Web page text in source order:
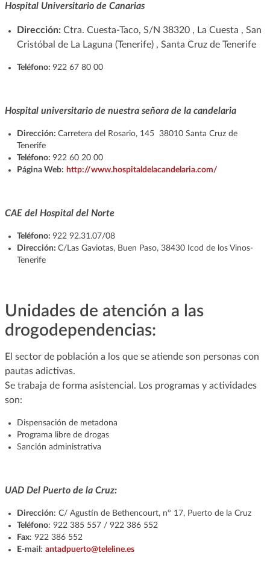
Hospital Universitario de Canarias
Dirección: Ctra. Cuesta-Taco, S/N 38320 , La Cuesta , San
Cristóbal de La Laguna (Tenerife) , Santa Cruz de Tenerife
Teléfono: 922 67 80 00
Hospital universitario de nuestra señora de la candelaria
Dirección: Carretera del Rosario, 145 38010 Santa Cruz de
Tenerife
Teléfono: 922 60 20 00
Página Web: http://www.hospitaldelacandelaria.com/
CAE del Hospital del Norte
Teléfono: 922 92.31.07/08
Dirección: C/Las Gaviotas, Buen Paso, 38430 Icod de los Vinos-
Tenerife
Unidades de atención a las
drogodependencias:
El sector de población a los que se atiende son personas con
pautas adictivas.
Se trabaja de forma asistencial. Los programas y actividades
son:
Dispensación de metadona
Programa libre de drogas
Sanción administrativa
UAD Del Puerto de la Cruz:
Dirección: C/ Agustín de Bethencourt, nº 17, Puerto de la Cruz
Teléfono: 922 385 557 / 922 386 552
Fax: 922 386 552
E-mail : antadpuerto@teleline.es